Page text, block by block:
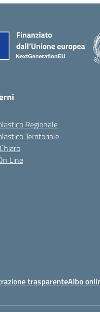
Regionale
Territoriale
Line
trasparenteAlbo